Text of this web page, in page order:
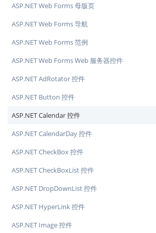
ASP.NET Web Forms 母版页
ASP.NET Web Forms 导航
ASP.NET Web Forms 范例
ASP.NET Web Forms Web 服务器控件
ASP.NET AdRotator 控件
ASP.NET Button 控件
ASP.NET Calendar 控件
ASP.NET CalendarDay 控件
ASP.NET CheckBox 控件
ASP.NET CheckBoxList 控件
ASP.NET DropDownList 控件
ASP.NET HyperLink 控件
ASP.NET Image 控件